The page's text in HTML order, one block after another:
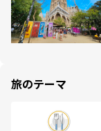
旅のテーマ